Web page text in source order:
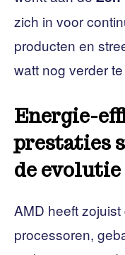
zich in voor
producten en
watt nog verder
Energie-
prestaties
de evolutie
AMD heeft
processoren,